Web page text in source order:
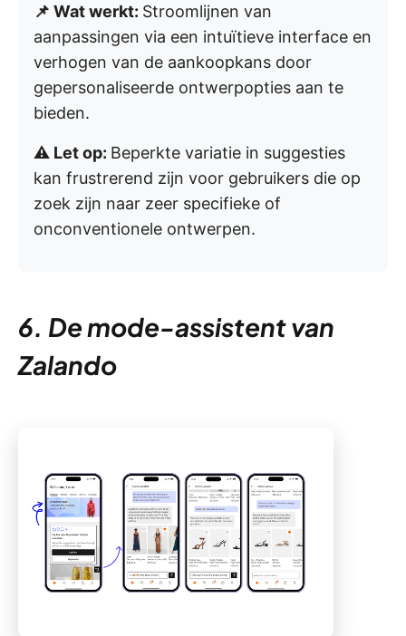
📌 Wat werkt: Stroomlijnen van
aanpassingen via een intuïtieve interface en
verhogen van de aankoopkans door
gepersonaliseerde ontwerpopties aan te
bieden.
⚠️ Let op: Beperkte variatie in suggesties
kan frustrerend zijn voor gebruikers die op
zoek zijn naar zeer specifieke of
onconventionele ontwerpen.
6. De mode-assistent van
Zalando